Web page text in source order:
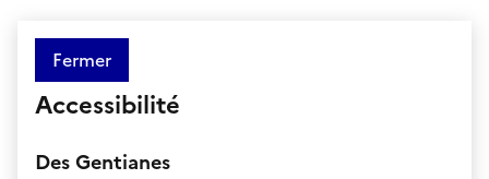
Fermer
Accessibilité
Des Gentianes